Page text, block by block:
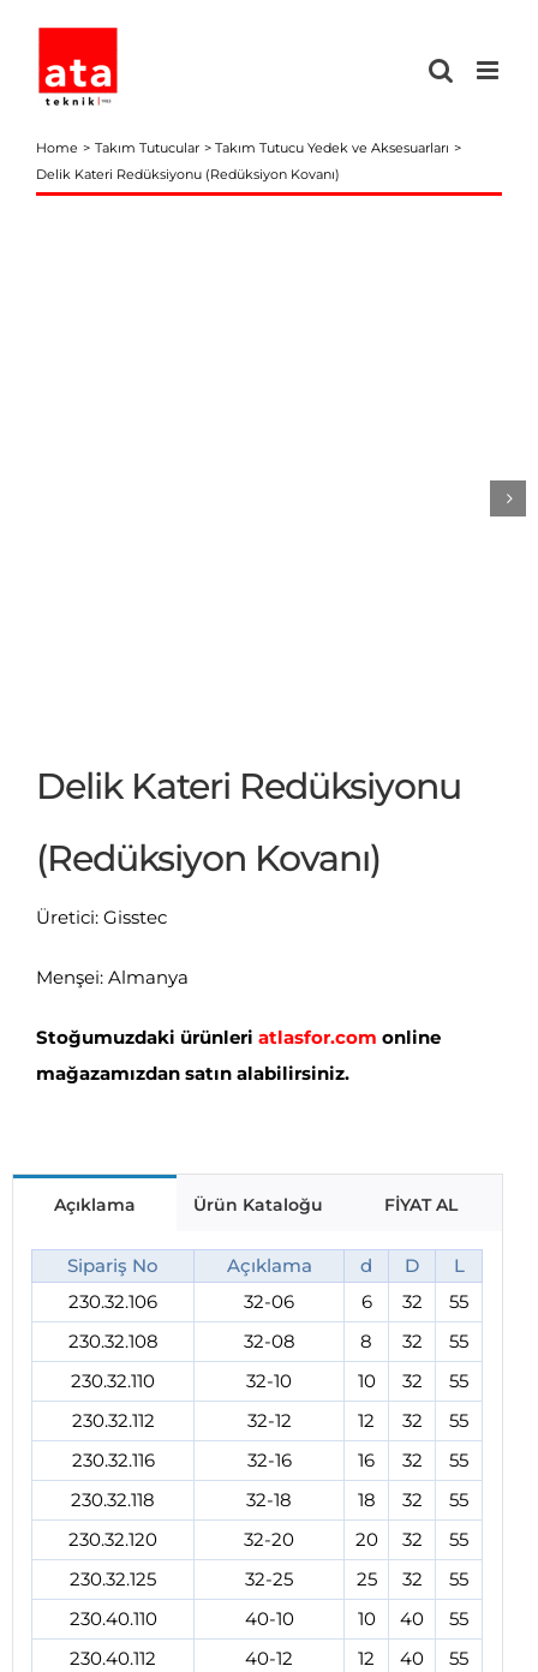
content
Home Takım Tutucular
Takım Tutucu Yedek ve Aksesuarları
Delik Kateri Redüksiyonu (Redüksiyon Kovanı)
Delik Kateri Redüksiyonu
(Redüksiyon Kovanı)
Üretici: Gisstec
Menşei: Almanya
Stoğumuzdaki ürünleri atlasfor.com online
mağazamızdan satın alabilirsiniz.
Açıklama Ürün Kataloğu FİYAT AL
Sipariş No Açıklama d D
L
230.32.106
32-06 6 32
55
230.32.108
32-08 8 32
55
230.32.110
32-10 10 32
55
230.32.112
32-12 12 32
55
230.32.116
32-16 16 32
55
230.32.118
32-18 18 32
55
230.32.120
32-20 20 32
55
230.32.125
32-25 25 32
55
230.40.110
40-10 10 40
55
230.40.112
40-12 12 40
55